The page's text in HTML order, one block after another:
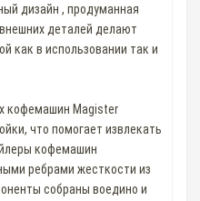
дизайн , продуманная
деталей делают
как в использовании так и
кофемашин Magister
что помогает извлекать
кофемашин
ребрами жесткости из
собраны воедино и